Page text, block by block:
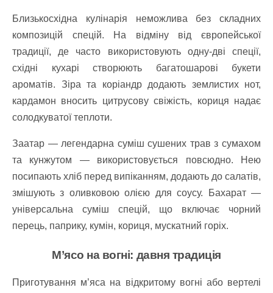
Близькосхідна кулінарія неможлива без складних
композицій спецій. На відміну від європейської
традиції, де часто використовують одну-дві спеції,
східні кухарі створюють багатошарові букети
ароматів. Зіра та коріандр додають землистих нот,
кардамон вносить цитрусову свіжість, кориця надає
солодкуватої теплоти.
Заатар — легендарна суміш сушених трав з сумахом
та кунжутом — використовується повсюдно. Нею
посипають хліб перед випіканням, додають до салатів,
змішують з оливковою олією для соусу. Бахарат —
універсальна суміш спецій, що включає чорний
перець, паприку, кумін, кориця, мускатний горіх.
М’ясо на вогні: давня традиція
Приготування м’яса на відкритому вогні або вертелі